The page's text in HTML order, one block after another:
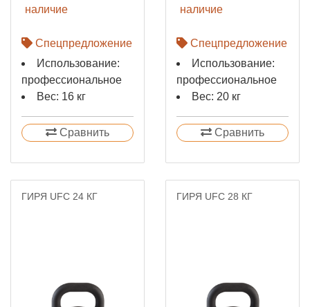
наличие
Спецпредложение
Использование:
профессиональное
Вес: 16 кг
Сравнить
наличие
Спецпредложение
Использование:
профессиональное
Вес: 20 кг
Сравнить
ГИРЯ UFC 24 КГ ГИРЯ UFC 28 КГ